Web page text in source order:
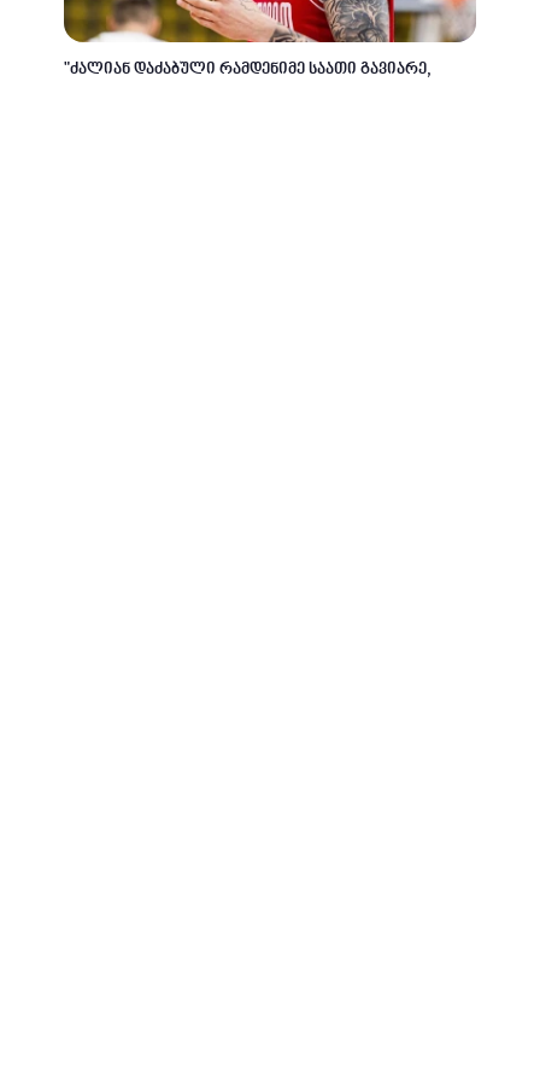
"ძალიან დაძაბული რამდენიმე საათი გავიარე,